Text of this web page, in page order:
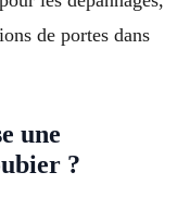
de portes dans
une
?